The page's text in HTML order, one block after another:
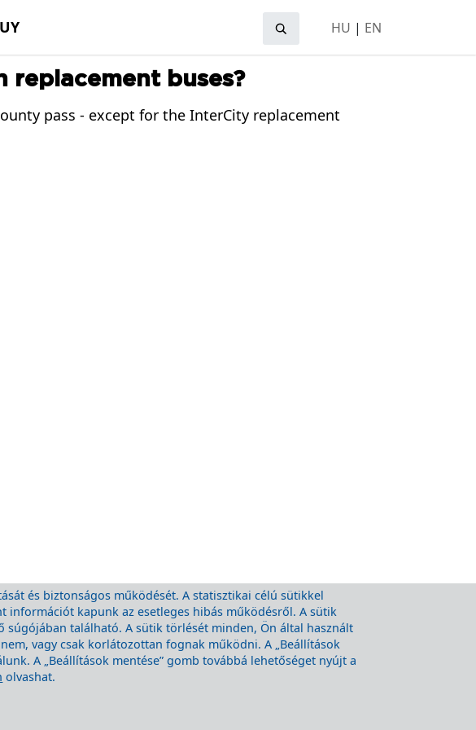
HU | EN
replacement buses?
pass - except for the InterCity replacement
és biztonságos működését. A statisztikai célú sütikkel
kapunk az esetleges hibás működésről. A sütik
található. A sütik törlését minden, Ön által használt
vagy csak korlátozottan fognak működni. A „Beállítások
A „Beállítások mentése” gomb továbbá lehetőséget nyújt a
olvashat.